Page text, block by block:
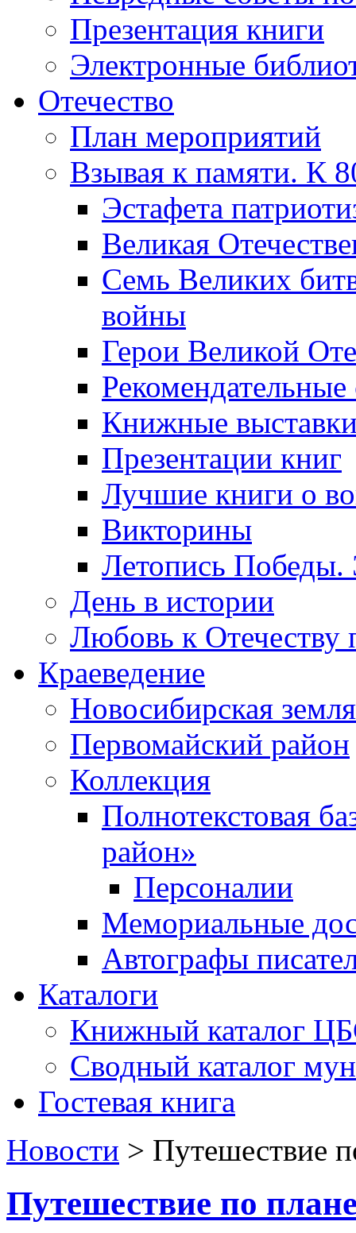
Презентация книги
Электронные
Отечество
План мероприятий
Взывая к памяти. К
Эcтафета
Великая
Семь Великих
войны
Герои Великой
Рекомендательные
Книжные
Презентации книг
Лучшие книги о
Викторины
Летопись Победы.
День в истории
Любовь к Отечеству
Краеведение
Новосибирская земля
Первомайский район
Коллекция
Полнотекстовая
район»
Персоналии
Мемориальные
Автографы
Каталоги
Книжный каталог
Сводный каталог
Гостевая книга
Новости > Путешествие
Путешествие по